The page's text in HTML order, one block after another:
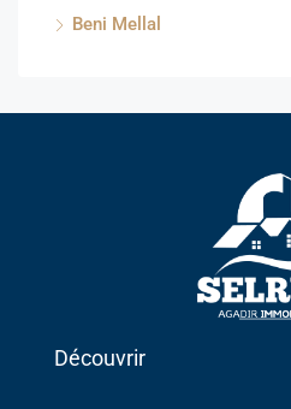
Beni Mellal
Découvrir